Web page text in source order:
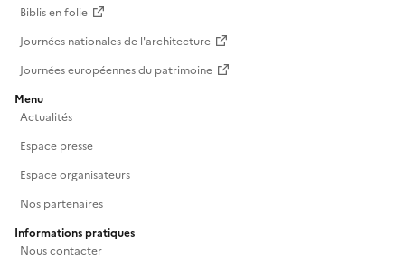
Biblis en folie
Journées nationales de l'architecture
Journées européennes du patrimoine
Menu
Actualités
Espace presse
Espace organisateurs
Nos partenaires
Informations pratiques
Nous contacter